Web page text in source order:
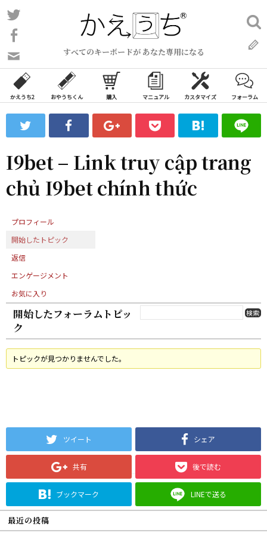
コ
ン
ン
ツ
ス
ッ
プ
すべてのキーボードが あなた専用になる
い
合
わ
フ
ォ
ム
検
索:
かえうち2 おやうちくん 購入 マニュアル カスタマイズ フォーラム
I9bet – Link truy cập trang
chủ I9bet chính thức
プロフィール
開始したトピック
返信
エンゲージメント
お気に入り
開始したフォーラムトピッ
ク
トピックが見つかりませんでした。
ツイート シェア
共有 後で読む
ブックマーク LINEで送る
最近の投稿